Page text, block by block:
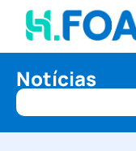
Notícias